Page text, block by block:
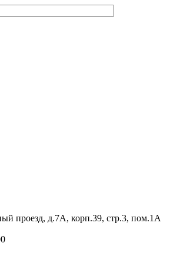
проезд, д.7А, корп.39, стр.3, пом.1А